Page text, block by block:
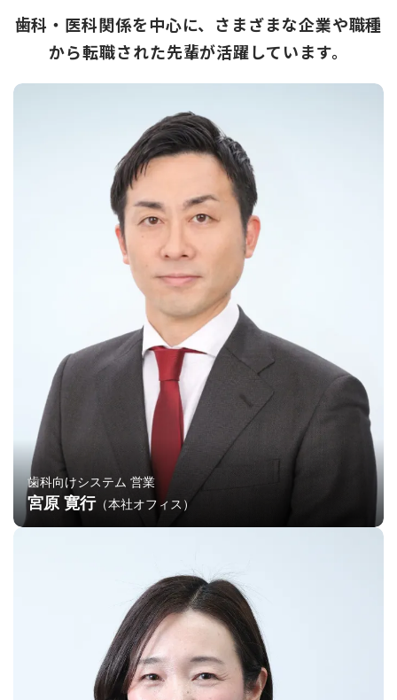
歯科・医科関係を中心に、さまざまな企業や職種
から転職された先輩が活躍しています。
歯科向けシステム 営業
宮原 寛行（本社オフィス）